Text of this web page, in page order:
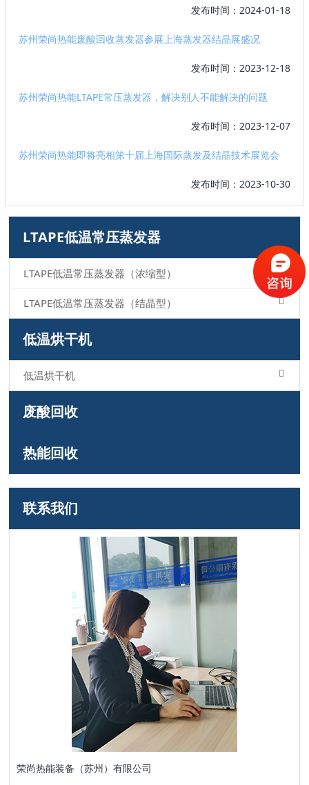
发布时间：2024-01-18
苏州荣尚热能废酸回收蒸发器参展上海蒸发器结晶展盛况
发布时间：2023-12-18
苏州荣尚热能LTAPE常压蒸发器，解决别人不能解决的问题
发布时间：2023-12-07
苏州荣尚热能即将亮相第十届上海国际蒸发及结晶技术展览会
发布时间：2023-10-30
LTAPE低温常压蒸发器
LTAPE低温常压蒸发器（浓缩型）
LTAPE低温常压蒸发器（结晶型）
低温烘干机
低温烘干机
废酸回收
热能回收
联系我们
荣尚热能装备（苏州）有限公司